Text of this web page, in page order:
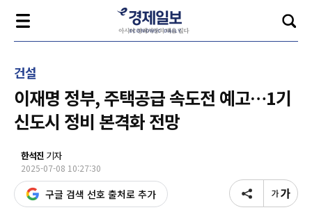
건설
이재명 정부, 주택공급 속도전 예고…1기
신도시 정비 본격화 전망
한석진 기자
2025-07-08 10:27:30
구글 검색 선호 출처로 추가